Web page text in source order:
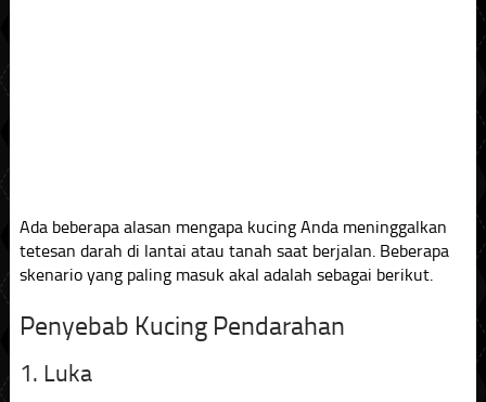
Ada beberapa alasan mengapa kucing Anda meninggalkan
tetesan darah di lantai atau tanah saat berjalan. Beberapa
skenario yang paling masuk akal adalah sebagai berikut.
Penyebab Kucing Pendarahan
1. Luka